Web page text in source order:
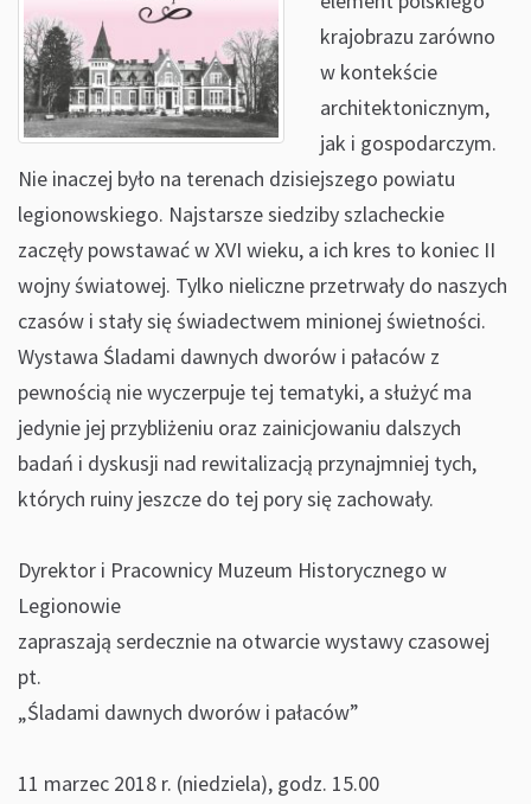
krajobrazu zarówno
w kontekście
architektonicznym,
jak i gospodarczym.
Nie inaczej było na terenach dzisiejszego powiatu
legionowskiego. Najstarsze siedziby szlacheckie
zaczęły powstawać w XVI wieku, a ich kres to koniec II
wojny światowej. Tylko nieliczne przetrwały do naszych
czasów i stały się świadectwem minionej świetności.
Wystawa Śladami dawnych dworów i pałaców z
pewnością nie wyczerpuje tej tematyki, a służyć ma
jedynie jej przybliżeniu oraz zainicjowaniu dalszych
badań i dyskusji nad rewitalizacją przynajmniej tych,
których ruiny jeszcze do tej pory się zachowały.
Dyrektor i Pracownicy Muzeum Historycznego w
Legionowie
zapraszają serdecznie na otwarcie wystawy czasowej
pt.
„Śladami dawnych dworów i pałaców”
11 marzec 2018 r. (niedziela), godz. 15.00